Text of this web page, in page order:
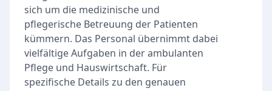
sich um die medizinische und
pflegerische Betreuung der Patienten
kümmern. Das Personal übernimmt dabei
vielfältige Aufgaben in der ambulanten
Pflege und Hauswirtschaft. Für
spezifische Details zu den genauen